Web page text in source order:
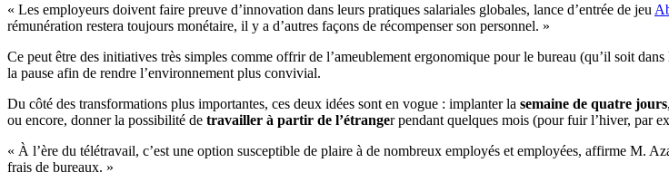
« Les employeurs doivent faire preuve d’innovation dans leurs pratiques salariales globales, lance d’entrée de jeu
rémunération restera toujours monétaire, il y a d’autres façons de récompenser son personnel. »
Ce peut être des initiatives très simples comme offrir de l’ameublement ergonomique pour le bureau (qu’il soit
la pause afin de rendre l’environnement plus convivial.
Du côté des transformations plus importantes, ces deux idées sont en vogue : implanter la semaine de quatre jours
ou encore, donner la possibilité de travailler à partir de l’étranger pendant quelques mois (pour fuir l’hiver, par
« À l’ère du télétravail, c’est une option susceptible de plaire à de nombreux employés et employées, affirme M.
frais de bureaux. »